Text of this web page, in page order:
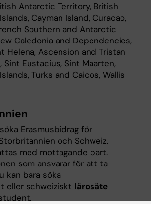
Antarctic Territory, British
Cayman Island, Curacao,
Southern and Antarctic
Caledonia and Dependencies,
Helena, Ascension and Tristan
Sint Eustacius, Sint Maarten,
Turks and Caicos, Wallis
Erasmusbidrag för
och Schweiz.
med mottagande part.
som ansvarar för att ta
kan bara söka
eller schweiziskt lärosäte